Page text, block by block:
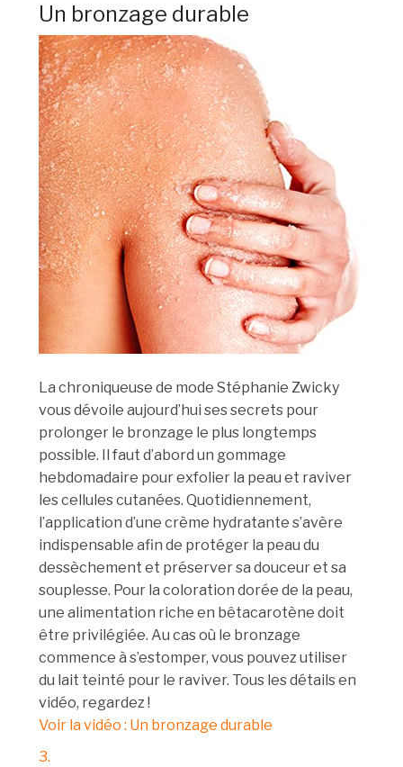
Un bronzage durable
La chroniqueuse de mode Stéphanie Zwicky
vous dévoile aujourd’hui ses secrets pour
prolonger le bronzage le plus longtemps
possible. Il faut d’abord un gommage
hebdomadaire pour exfolier la peau et raviver
les cellules cutanées. Quotidiennement,
l’application d’une crème hydratante s’avère
indispensable afin de protéger la peau du
dessèchement et préserver sa douceur et sa
souplesse. Pour la coloration dorée de la peau,
une alimentation riche en bêtacarotène doit
être privilégiée. Au cas où le bronzage
commence à s’estomper, vous pouvez utiliser
du lait teinté pour le raviver. Tous les détails en
vidéo, regardez !
Voir la vidéo : Un bronzage durable
3.